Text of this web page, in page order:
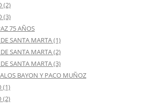
(2)
(3)
75 AÑOS
SANTA MARTA (1)
SANTA MARTA (2)
SANTA MARTA (3)
BAYON Y PACO MUÑOZ
(1)
(2)